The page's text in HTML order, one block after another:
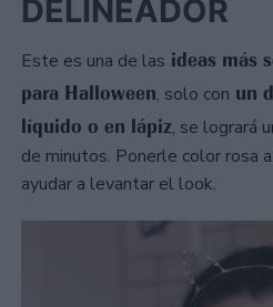
DELINEADOR
Este es una de las ideas más
para Halloween, solo con un
líquido o en lápiz, se logrará
de minutos. Ponerle color rosa
ayudar a levantar el look.